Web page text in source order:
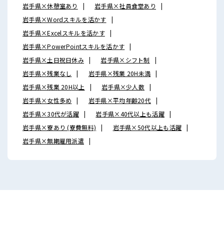
岩手県×休憩室あり
岩手県×社員食堂あり
岩手県×Wordスキルを活かす
岩手県×Excelスキルを活かす
岩手県×PowerPointスキルを活かす
岩手県×土日祝日休み
岩手県×シフト制
岩手県×残業なし
岩手県×残業 20H未満
岩手県×残業 20H以上
岩手県×少人数
岩手県×女性多め
岩手県×平均年齢20代
岩手県×30代が活躍
岩手県×40代以上も活躍
岩手県×寮あり (寮費無料)
岩手県×50代以上も活躍
岩手県×無期雇用派遣